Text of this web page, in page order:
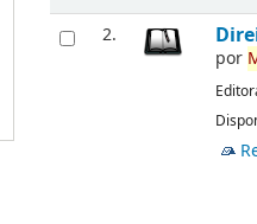
2.
por